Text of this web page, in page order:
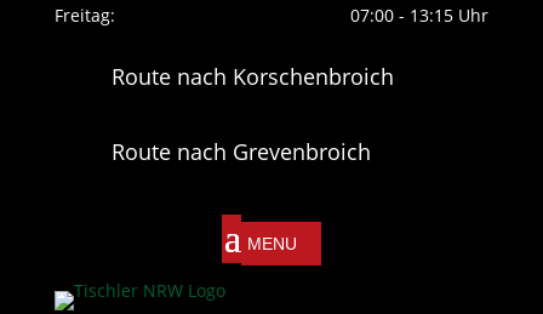
Freitag:
07:00 - 13:15 Uhr
Route nach Korschenbroich
Route nach Grevenbroich